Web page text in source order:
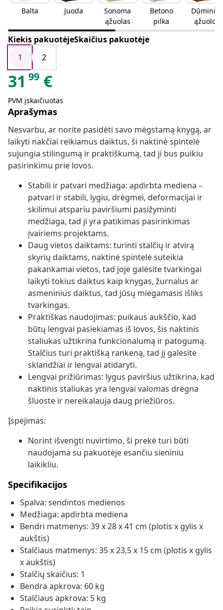
Balta Juoda
Sonoma
ąžuolas
Betono
pilka
Dūminio
ąžuolo
Kiekis pakuotėjeSkaičius pakuotėje
1
2
31 99 €
PVM įskaičiuotas
Aprašymas
Nesvarbu, ar norite pasidėti savo mėgstamą knygą, ar
laikyti nakčiai reikiamus daiktus, ši naktinė spintelė
sujungia stilingumą ir praktiškumą, tad ji bus puikiu
pasirinkimu prie lovos.
Stabili ir patvari medžiaga: apdirbta mediena –
patvari ir stabili, lygiu, drėgmei, deformacijai ir
skilimui atspariu paviršiumi pasižyminti
medžiaga, tad ji yra patikimas pasirinkimas
įvairiems projektams.
Daug vietos daiktams: turinti stalčių ir atvirą
skyrių daiktams, naktinė spintelė suteikia
pakankamai vietos, tad joje galėsite tvarkingai
laikyti tokius daiktus kaip knygas, žurnalus ar
asmeninius daiktus, tad jūsų miegamasis išliks
tvarkingas.
Praktiškas naudojimas: puikaus aukščio, kad
būtų lengvai pasiekiamas iš lovos, šis naktinis
staliukas užtikrina funkcionalumą ir patogumą.
Stalčius turi praktišką rankeną, tad jį galėsite
sklandžiai ir lengvai atidaryti.
Lengvai prižiūrimas: lygus paviršius užtikrina, kad
naktinis staliukas yra lengvai valomas drėgna
šluoste ir nereikalauja daug priežiūros.
Įspėjimas:
Norint išvengti nuvirtimo, ši prekė turi būti
naudojama su pakuotėje esančiu sieniniu
laikikliu.
Specifikacijos
Spalva: sendintos medienos
Medžiaga: apdirbta mediena
Bendri matmenys: 39 x 28 x 41 cm (plotis x gylis x
aukštis)
Stalčiaus matmenys: 35 x 23,5 x 15 cm (plotis x gylis
x aukštis)
Stalčių skaičius: 1
Bendra apkrova: 60 kg
Stalčiaus apkrova: 5 kg